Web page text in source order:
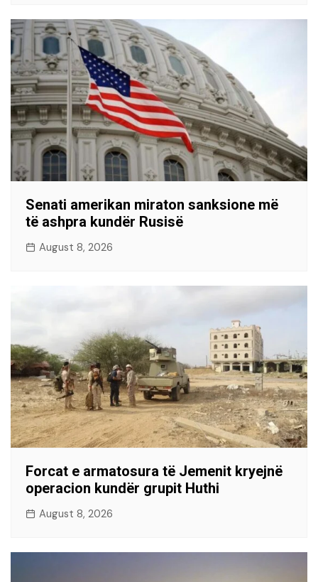
Senati amerikan miraton sanksione më
të ashpra kundër Rusisë
August 8, 2026
Forcat e armatosura të Jemenit kryejnë
operacion kundër grupit Huthi
August 8, 2026